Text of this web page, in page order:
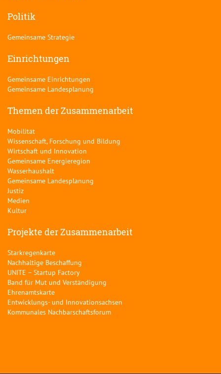
Politik
Gemeinsame Strategie
Einrichtungen
Gemeinsame Einrichtungen
Gemeinsame Landesplanung
Themen der Zusammenarbeit
Mobilität
Wissenschaft, Forschung und Bildung
Wirtschaft und Innovation
Gemeinsame Energieregion
Wasserhaushalt
Gemeinsame Landesplanung
Justiz
Medien
Kultur
Projekte der Zusammenarbeit
Starkregenkarte
Nachhaltige Beschaffung
UNITE – Startup Factory
Band für Mut und Verständigung
Ehrenamtskarte
Entwicklungs- und Innovationsachsen
Kommunales Nachbarschaftsforum